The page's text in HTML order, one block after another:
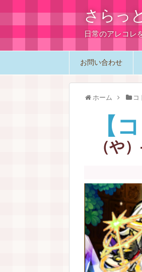
さらっ
日常のアレコレ
お問い合わせ
ホーム コ
【コ
（や